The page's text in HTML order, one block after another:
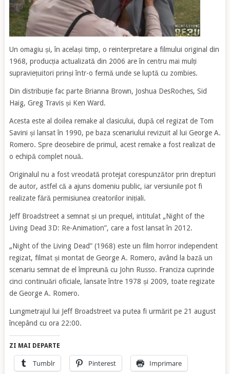
Un omagiu și, în același timp, o reinterpretare a filmului original din
1968, producția actualizată din 2006 are în centru mai mulți
supraviețuitori prinși într-o fermă unde se luptă cu zombies.
Din distribuție fac parte Brianna Brown, Joshua DesRoches, Sid
Haig, Greg Travis și Ken Ward.
Acesta este al doilea remake al clasicului, după cel regizat de Tom
Savini și lansat în 1990, pe baza scenariului revizuit al lui George A.
Romero. Spre deosebire de primul, acest remake a fost realizat de
o echipă complet nouă.
Originalul nu a fost vreodată protejat corespunzător prin drepturi
de autor, astfel că a ajuns domeniu public, iar versiunile pot fi
realizate fără permisiunea creatorilor inițiali.
Jeff Broadstreet a semnat și un prequel, intitulat „Night of the
Living Dead 3D: Re-Animation”, care a fost lansat în 2012.
„Night of the Living Dead” (1968) este un film horror independent
regizat, filmat și montat de George A. Romero, având la bază un
scenariu semnat de el împreună cu John Russo. Franciza cuprinde
cinci continuări oficiale, lansate între 1978 și 2009, toate regizate
de George A. Romero.
Lungmetrajul lui Jeff Broadstreet va putea fi urmărit pe 21 august
începând cu ora 22:00.
ZI MAI DEPARTE
Tumblr Pinterest Imprimare